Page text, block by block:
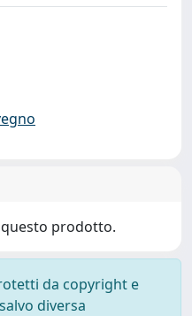
prodotto.
da copyright e
diversa